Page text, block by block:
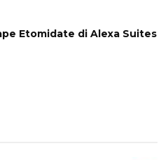
Etomidate di Alexa Suites